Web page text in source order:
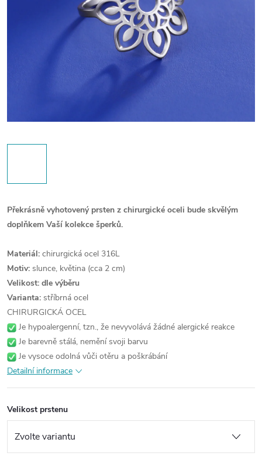
Překrásně vyhotovený prsten z chirurgické oceli bude skvělým
doplňkem Vaší kolekce šperků.
Materiál: chirurgická ocel 316L
Motiv: slunce, květina (cca 2 cm)
Velikost: dle výběru
Varianta: stříbrná ocel
CHIRURGICKÁ OCEL
Je hypoalergenní, tzn., že nevyvolává žádné alergické reakce
Je barevně stálá, nemění svoji barvu
Je vysoce odolná vůči otěru a poškrábání
Detailní informace
Velikost prstenu